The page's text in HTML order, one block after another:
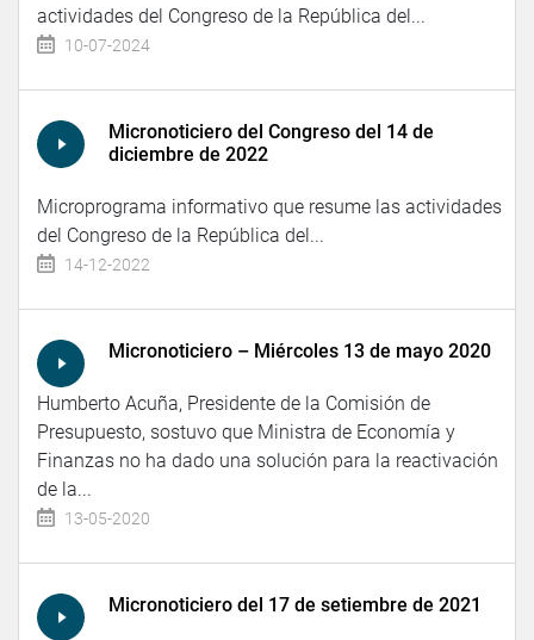
actividades del Congreso de la República del...
10-07-2024
Micronoticiero del Congreso del 14 de
diciembre de 2022
Microprograma informativo que resume las actividades
del Congreso de la República del...
14-12-2022
Micronoticiero – Miércoles 13 de mayo 2020
Humberto Acuña, Presidente de la Comisión de
Presupuesto, sostuvo que Ministra de Economía y
Finanzas no ha dado una solución para la reactivación
de la...
13-05-2020
Micronoticiero del 17 de setiembre de 2021